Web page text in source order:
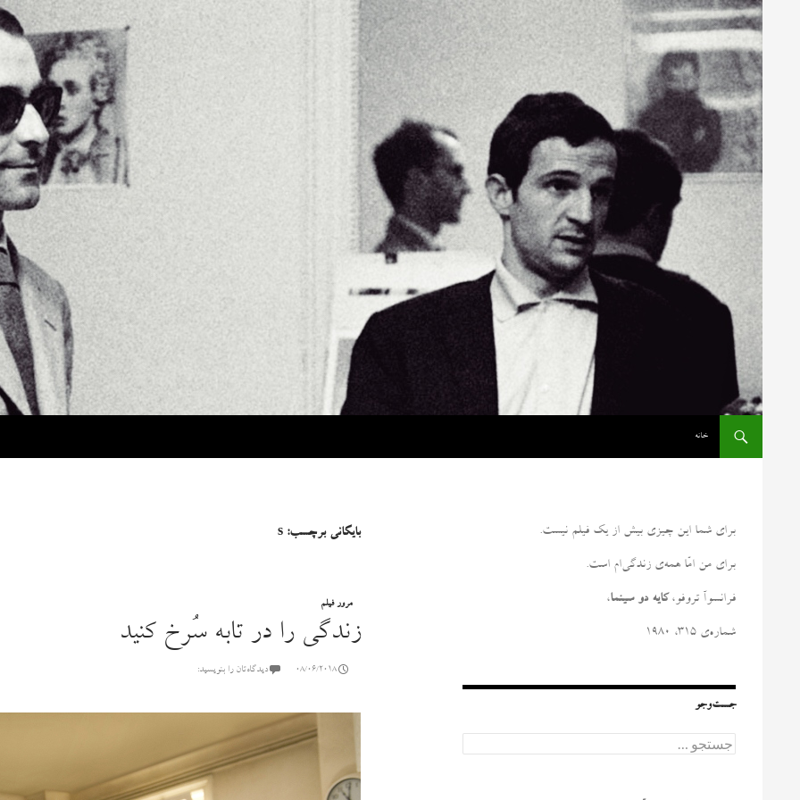
خانه
بایگانی برچسب: s
مرور فیلم
زندگی را در تابه سُرخ کنید
08/06/2018 دیدگاه‌تان را بنویسید:
برای شما این چیزی بیش از یک فیلم نیست.
برای من امّا همه‌ی زندگی‌ام است.
فرانسوآ تروفو، کایه دو سینما،
شماره‌ی ۳۱۵، ۱۹۸۰
جست‌وجو
ج
س